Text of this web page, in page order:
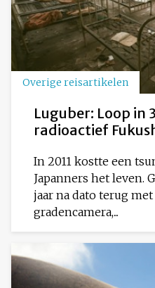
Overige reisartikelen
Luguber: Loop in
radioactief
In 2011 kostte een
Japanners het leven.
jaar na dato terug
gradencamera,...